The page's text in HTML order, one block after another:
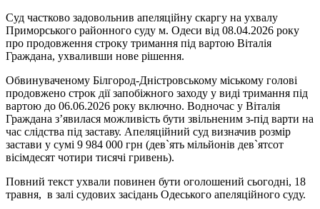
Суд частково задовольнив апеляційну скаргу на ухвалу
Приморського районного суду м. Одеси від 08.04.2026 року
про продовження строку тримання під вартою Віталія
Граждана, ухваливши нове рішення.
Обвинуваченому Білгород-Дністровському міському голові
продовжено строк дії запобіжного заходу у виді тримання під
вартою до 06.06.2026 року включно. Водночас у Віталія
Граждана з’явилася можливість бути звільненим з-під варти на
час слідства під заставу. Апеляційний суд визначив розмір
застави у сумі 9 984 000 грн (дев`ять мільйонів дев`ятсот
вісімдесят чотири тисячі гривень).
Повний текст ухвали повинен бути оголошений сьогодні, 18
травня, в залі судових засідань Одеського апеляційного суду.